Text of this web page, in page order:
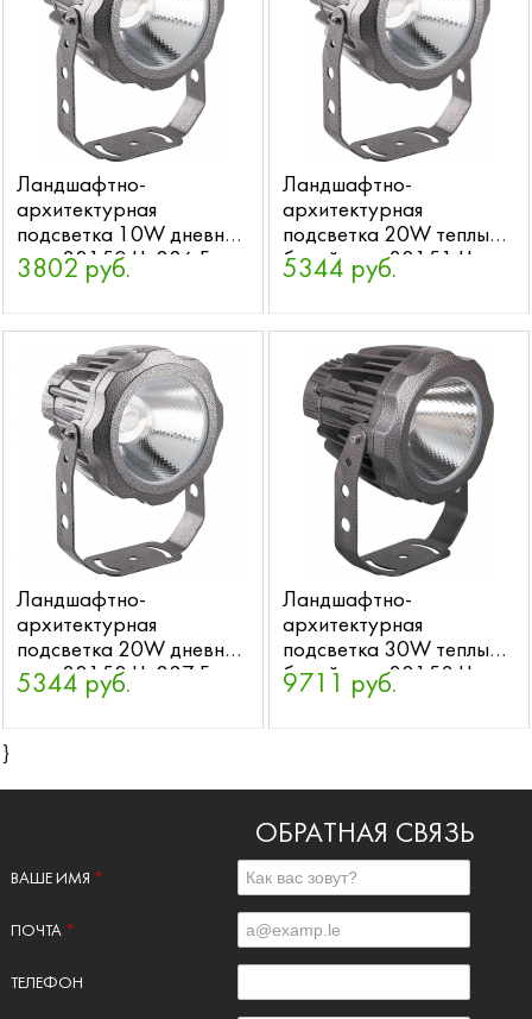
Ландшафтно-
архитектурная
подсветка 10W дневной
свет 32150 LL-886 Feron
3802 руб.
Ландшафтно-
архитектурная
подсветка 20W теплый
белый свет 32151 LL-
887 Feron
5344 руб.
Ландшафтно-
архитектурная
подсветка 20W дневной
свет 32152 LL-887 Feron
5344 руб.
Ландшафтно-
архитектурная
подсветка 30W теплый
белый свет 32153 LL-
888 Feron
9711 руб.
}
ОБРАТНАЯ СВЯЗЬ
ВАШЕ ИМЯ *
ПОЧТА *
ТЕЛЕФОН